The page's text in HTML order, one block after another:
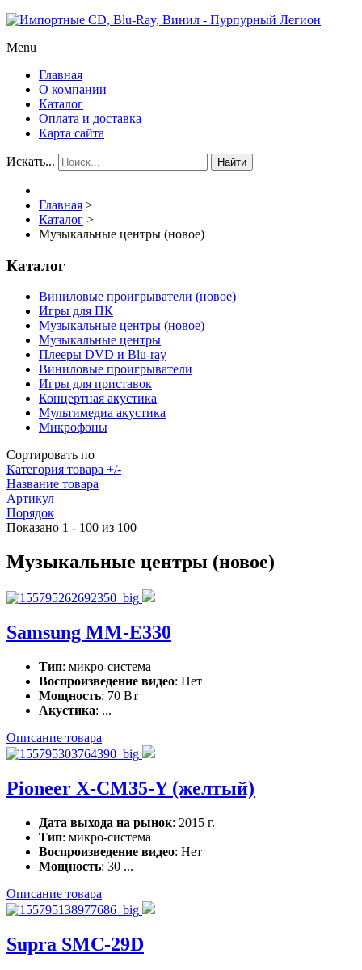
Menu
Главная
О компании
Каталог
Оплата и доставка
Карта сайта
Искать... Найти
Главная >
Каталог >
Музыкальные центры (новое)
Каталог
Виниловые проигрыватели (новое)
Игры для ПК
Музыкальные центры (новое)
Музыкальные центры
Плееры DVD и Blu-ray
Виниловые проигрыватели
Игры для приставок
Концертная акустика
Мультимедиа акустика
Микрофоны
Сортировать по
Категория товара +/-
Название товара
Артикул
Порядок
Показано 1 - 100 из 100
Музыкальные центры (новое)
Samsung MM-E330
Тип: микро-система
Воспроизведение видео: Нет
Мощность: 70 Вт
Акустика: ...
Описание товара
Pioneer X-CM35-Y (желтый)
Дата выхода на рынок: 2015 г.
Тип: микро-система
Воспроизведение видео: Нет
Мощность: 30 ...
Описание товара
Supra SMC-29D